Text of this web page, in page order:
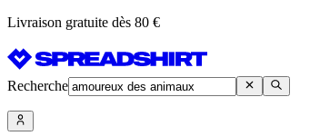
Livraison gratuite dès 80 €
Recherche